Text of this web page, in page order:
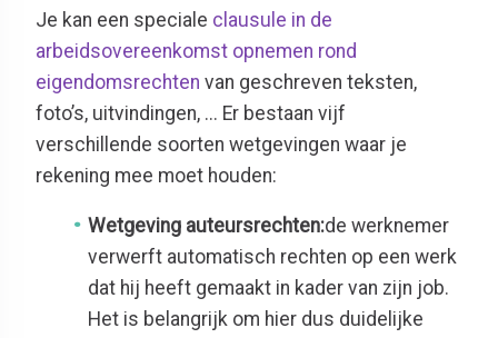
Je kan een speciale clausule in de
arbeidsovereenkomst opnemen rond
eigendomsrechten van geschreven teksten,
foto’s, uitvindingen, ... Er bestaan vijf
verschillende soorten wetgevingen waar je
rekening mee moet houden:
Wetgeving auteursrechten:de werknemer
verwerft automatisch rechten op een werk
dat hij heeft gemaakt in kader van zijn job.
Het is belangrijk om hier dus duidelijke